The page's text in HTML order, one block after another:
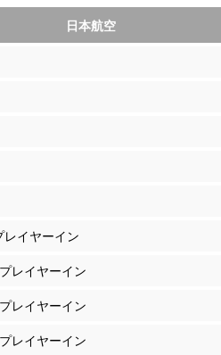
日本航空
イヤーイン
レイヤーイン
レイヤーイン
レイヤーイン